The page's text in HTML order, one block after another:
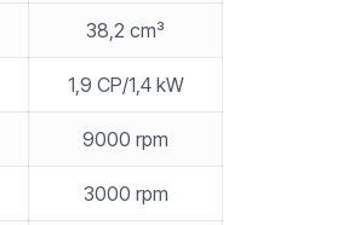
38,2 cm³
1,9 CP/1,4 kW
9000 rpm
3000 rpm